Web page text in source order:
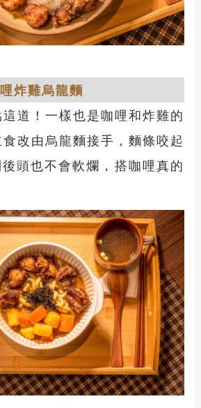
炸雞烏龍麵
道！一樣也是咖哩和炸雞的
改由烏龍麵接手，麵條咬起
頭也不會軟爛，搭咖哩真的